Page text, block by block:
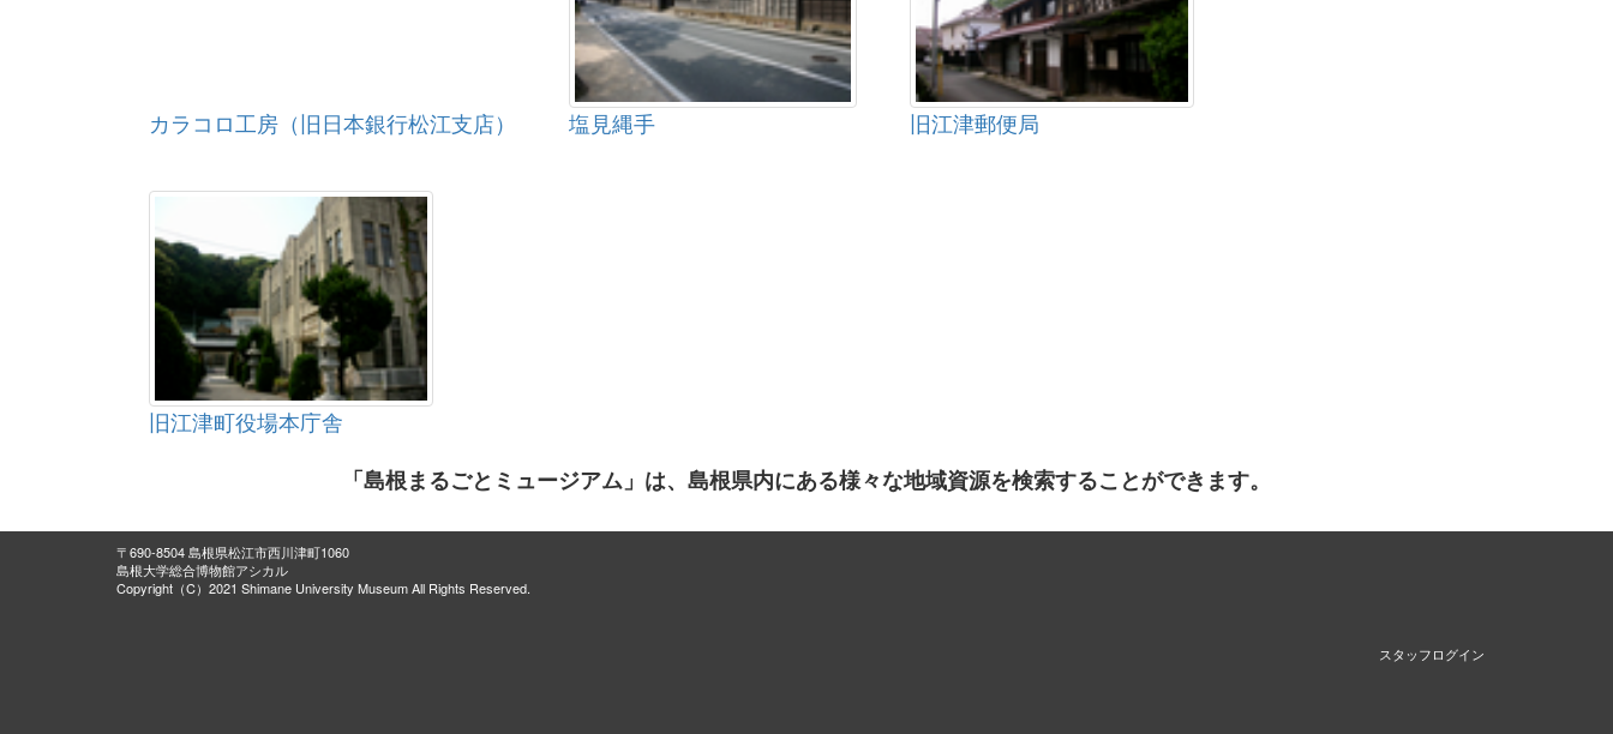
カラコロ工房（旧日本銀行松江支店） 塩見縄手 旧江津郵便局
旧江津町役場本庁舎
「島根まるごとミュージアム」は、島根県内にある様々な地域資源を検索することができます。
〒690-8504 島根県松江市西川津町1060
島根大学総合博物館アシカル
Copyright（C）2021 Shimane University Museum All Rights Reserved.
スタッフログイン